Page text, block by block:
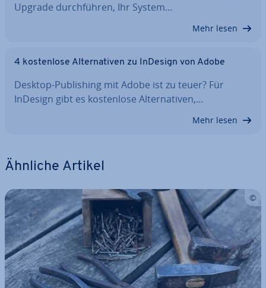
Upgrade durch­füh­ren, Ihr System…
Mehr lesen
4 kos­ten­lo­se Al­ter­na­ti­ven zu InDesign von Adobe
Desktop-Pu­bli­shing mit Adobe ist zu teuer? Für
InDesign gibt es kos­ten­lo­se Al­ter­na­ti­ven,…
Mehr lesen
Ähnliche Artikel